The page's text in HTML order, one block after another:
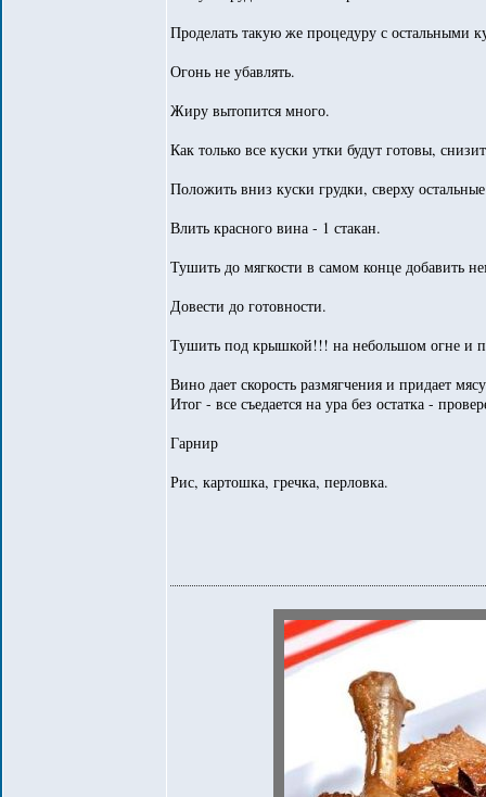
Проделать такую же процедуру с остальными
Огонь не убавлять.
Жиру вытопится много.
Как только все куски утки будут готовы,
Положить вниз куски грудки, сверху
Влить красного вина - 1 стакан.
Тушить до мягкости в самом конце добавить
Довести до готовности.
Тушить под крышкой!!! на небольшом огне и
Вино дает скорость размягчения и придает
Итог - все съедается на ура без остатка -
Гарнир
Рис, картошка, гречка, перловка.